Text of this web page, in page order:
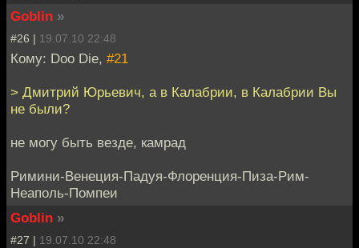
Goblin »
#26 | 19.07.10 22:48
Кому: Doo Die, #21
> Дмитрий Юрьевич, а в Калабрии, в Калабрии Вы
не были?
не могу быть везде, камрад
Римини-Венеция-Падуя-Флоренция-Пиза-Рим-
Неаполь-Помпеи
Goblin »
#27 | 19.07.10 22:48